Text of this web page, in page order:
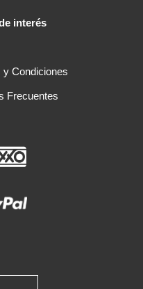
interés
y Condiciones
Frecuentes